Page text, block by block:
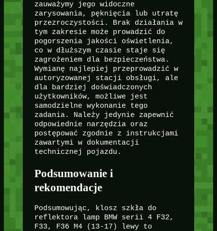
zauważymy jego widoczne
zarysowania, pęknięcia lub utratę
przezroczystości. Brak działania w
tym zakresie może prowadzić do
pogorszenia jakości oświetlenia,
co w dłuższym czasie staje się
zagrożeniem dla bezpieczeństwa.
Wymianę najlepiej przeprowadzić w
autoryzowanej stacji obsługi, ale
dla bardziej doświadczonych
użytkowników, możliwe jest
samodzielne wykonanie tego
zadania. Należy jedynie zapewnić
odpowiednie narzędzia oraz
postępować zgodnie z instrukcjami
zawartymi w dokumentacji
technicznej pojazdu.
Podsumowanie i
rekomendacje
Podsumowując, klosz szkła do
reflektora lamp BMW serii 4 F32,
F33, F36 M4 (13-17) lewy to